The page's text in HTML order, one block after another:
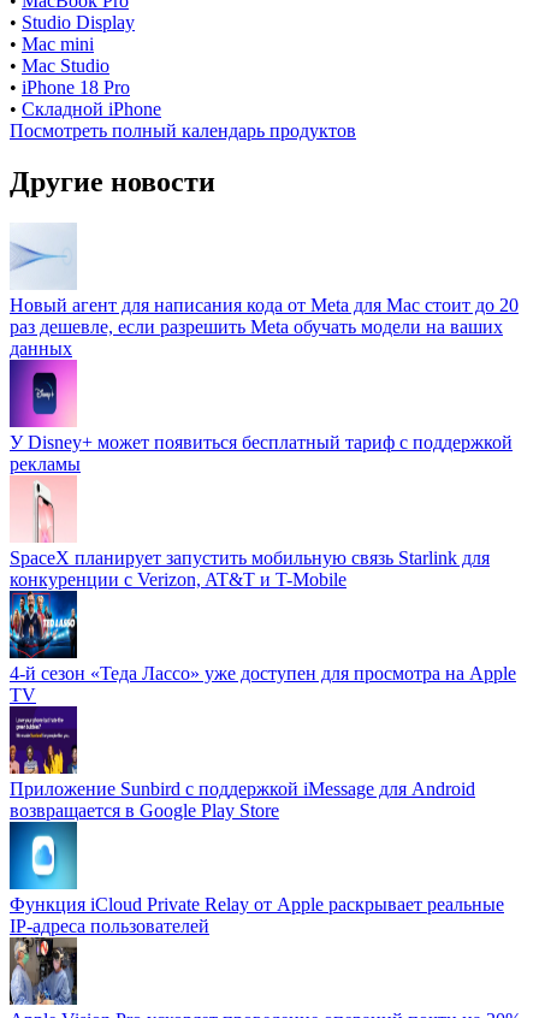
• Studio Display
• Mac mini
• Mac Studio
• iPhone 18 Pro
• Складной iPhone
Посмотреть полный календарь продуктов
Другие новости
Новый агент для написания кода от Meta для Mac стоит до 20
раз дешевле, если разрешить Meta обучать модели на ваших
данных
У Disney+ может появиться бесплатный тариф с поддержкой
рекламы
SpaceX планирует запустить мобильную связь Starlink для
конкуренции с Verizon, AT&T и T-Mobile
4-й сезон «Теда Лассо» уже доступен для просмотра на Apple
TV
Приложение Sunbird с поддержкой iMessage для Android
возвращается в Google Play Store
Функция iCloud Private Relay от Apple раскрывает реальные
IP-адреса пользователей